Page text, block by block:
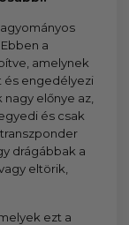
a
amelynek
és engedélyezi
előnye az,
és csak
drágábbak a
eltörik,
ezt a